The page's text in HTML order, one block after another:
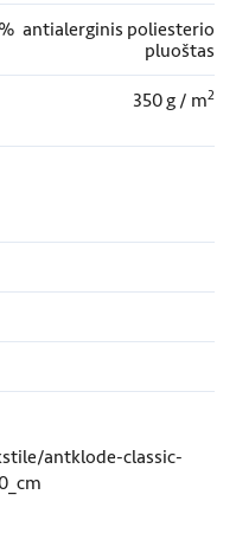
antialerginis poliesterio
pluoštas
350 g / m2
antklode-classic-